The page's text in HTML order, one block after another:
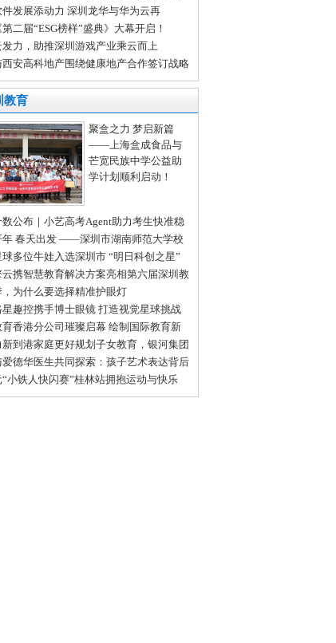
”好遇见你！
发展添动力 深圳龙华与华为云再
二届“ESG榜样”盛典》大幕开启！
发力，助推深圳游戏产业乘云而上
安高科地产围绕健康地产合作签订战略
教育
聚盒之力 梦启新篇
——上海盒成食品与
芒宽民族中学公益助
学计划顺利启动！
公布｜小艺高考Agent助力考生快准稳
院校和专业
年 春天出发 ——深圳市湖南师范大学校
新春开年庆成功举办
多位牛娃入选深圳市 “明日科创之星”
名单
云携智慧教育解决方案亮相第六届深圳教
览会
，为什么要选择精准护眼灯
趣控携手博士眼镜 打造视觉星球挑战
日深圳站活动
香港分公司璀璨启幕 绘制国际教育新
新到港家庭更好规划子女教育，银河集团
推出线下教育沙龙
爱德华医生共同探索：孩子艺术表达背后
界
小铁人快闪赛”桂林站拥抱运动与快乐